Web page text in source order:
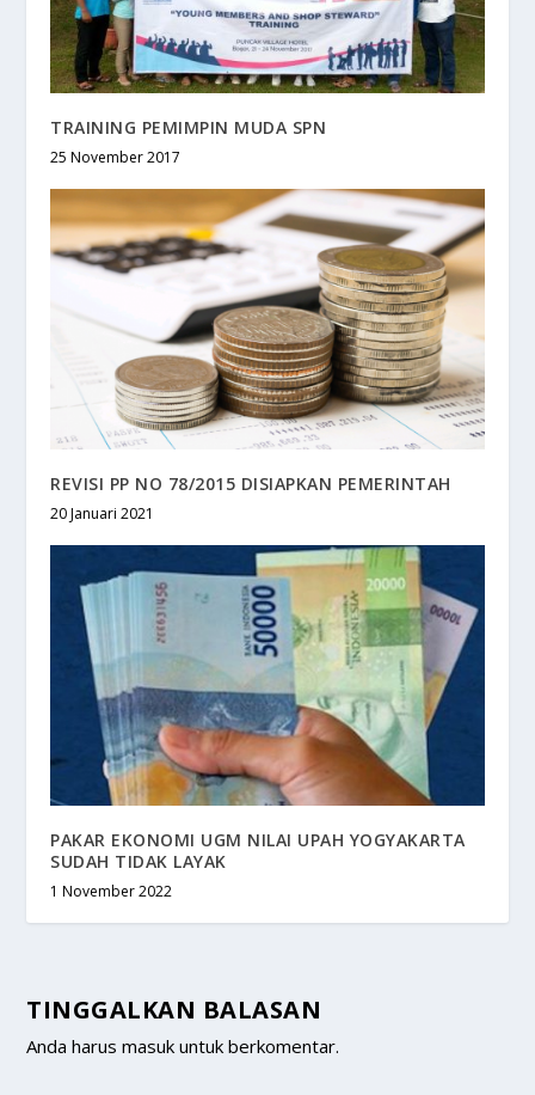
TRAINING PEMIMPIN MUDA SPN
25 November 2017
REVISI PP NO 78/2015 DISIAPKAN PEMERINTAH
20 Januari 2021
PAKAR EKONOMI UGM NILAI UPAH YOGYAKARTA
SUDAH TIDAK LAYAK
1 November 2022
TINGGALKAN BALASAN
Anda harusmasuk untuk berkomentar.